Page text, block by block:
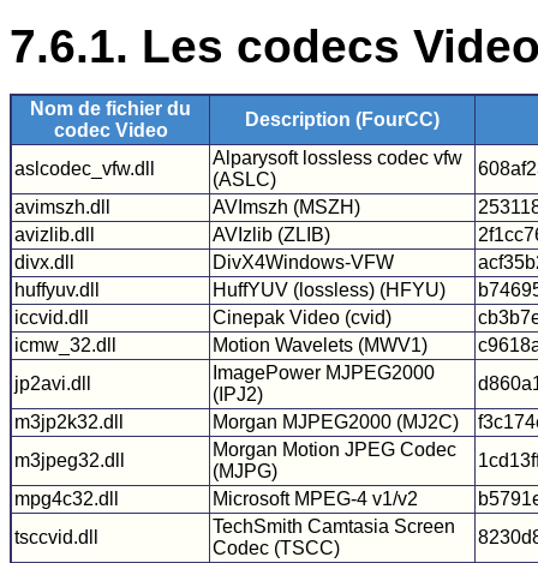
7.6.1. Les codecs
Nom de fichier du
codec Video
Description (FourCC)
aslcodec_vfw.dll
Alparysoft lossless codec vfw
(ASLC)
avimszh.dll
AVImszh (MSZH)
avizlib.dll
AVIzlib (ZLIB)
divx.dll
DivX4Windows-VFW
huffyuv.dll
HuffYUV (lossless) (HFYU)
iccvid.dll
Cinepak Video (cvid)
icmw_32.dll
Motion Wavelets (MWV1)
jp2avi.dll
ImagePower MJPEG2000
(IPJ2)
m3jp2k32.dll
Morgan MJPEG2000 (MJ2C)
m3jpeg32.dll
Morgan Motion JPEG Codec
(MJPG)
mpg4c32.dll
Microsoft MPEG-4 v1/v2
tsccvid.dll
TechSmith Camtasia Screen
Codec (TSCC)